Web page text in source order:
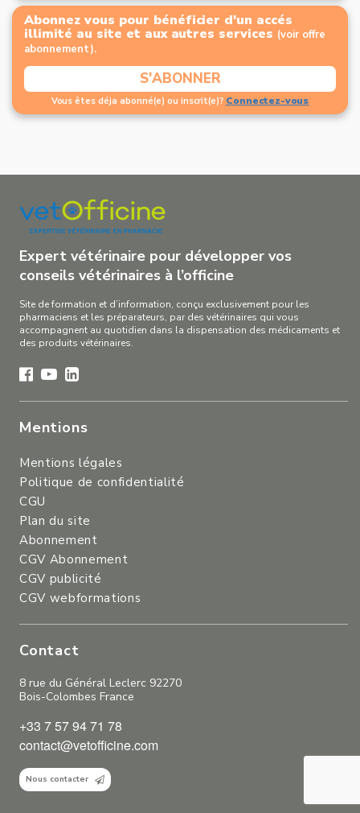
Abonnez vous pour bénéficier d'un accés
illimité au site et aux autres services (voir offre
abonnement).
S'ABONNER
Vous êtes déja abonné(e) ou inscrit(e)? Connectez-vous
Expert vétérinaire pour développer vos
conseils vétérinaires à l’officine
Site de formation et d’information, conçu exclusivement pour les
pharmaciens et les préparateurs, par des vétérinaires qui vous
accompagnent au quotidien dans la dispensation des médicaments et
des produits vétérinaires.
Mentions
Mentions légales
Politique de confidentialité
CGU
Plan du site
Abonnement
CGV Abonnement
CGV publicité
CGV webformations
Contact
8 rue du Général Leclerc 92270
Bois-Colombes France
+33 7 57 94 71 78
contact@vetofficine.com
Nous contacter